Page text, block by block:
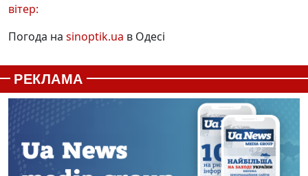
вітер:
Погода на sinoptik.ua в Одесі
РЕКЛАМА